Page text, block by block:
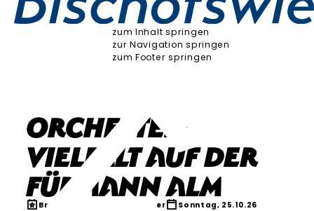
zum Inhalt springen
zur Navigation springen
zum Footer springen
Orchester-
Vielfalt auf der
Fürmann Alm
Brauchtum & Kultur Anger
Sonntag, 25.10.26